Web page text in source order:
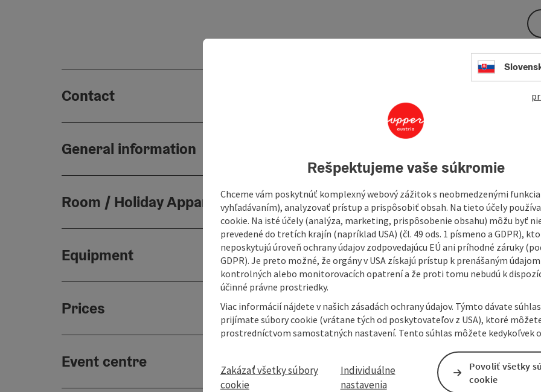
Contact
General information
Room / Holiday Appartement
Equipment
Prices
Event centre
Rešpektujeme vaše súkromie
Chceme vám poskytnúť komplexný webový zážitok s neobmedzenými
vyhľadávaním), analyzovať prístup a prispôsobiť obsah. Na tieto účely
cookie. Na isté účely (analýza, marketing, prispôsobenie obsahu) môžu byť
prevedené do tretích krajín (napríklad USA) (čl. 49 ods. 1 písmeno a GDPR),
neposkytujú úroveň ochrany údajov zodpovedajúcu EÚ ani príhodné záruky
GDPR). Je preto možné, že orgány v USA získajú prístup k prenášaným
kontrolných alebo monitorovacích opatrení a že proti tomu nebudú k
účinné právne prostriedky.
Viac informácií nájdete v našich zásadách ochrany údajov. Týmto dávate
prijímate súbory cookie (vrátane tých od poskytovateľov z USA), ktoré
prostredníctvom samostatných nastavení. Tento súhlas môžete kedykoľvek
Zakázať všetky súbory
cookie
Individuálne
nastavenia
Povoliť všetky
cookie